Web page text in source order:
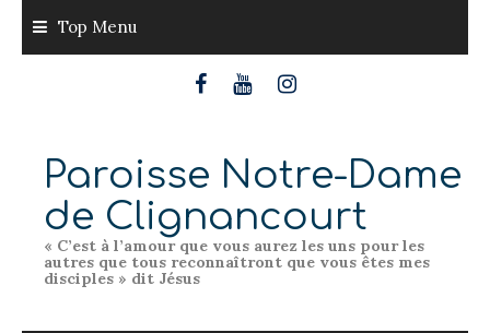
content
Top Menu
Paroisse Notre-Dame
de Clignancourt
« C’est à l’amour que vous aurez les uns pour les
autres que tous reconnaîtront que vous êtes mes
disciples » dit Jésus